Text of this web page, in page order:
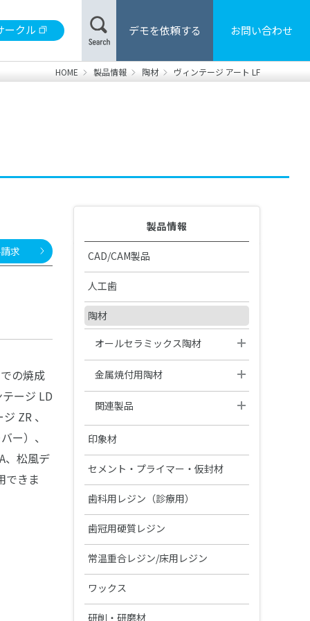
安全データシート
製品カタログ・取扱説明書の検索
ークル デモを依頼する お問い合わせ
製品カタログ・取扱説明書の検索
HOME 製品情報 陶材 ヴィンテージ アート LF
求
の焼成
ージ LD
ZR 、
ー）、
、松風デ
できま
製品情報
CAD/CAM製品
CAD/CAM機器
GO2Dental
TRIOSシリーズ
松風S-WAVEスキャナーシリーズ
DWXシリーズ/MD-500S
集塵機
CAD/CAM材料
ジルコニアZRシリーズ
ハイブリッドレジンHCシリーズ
その他レジン
松風ディスクワックス
3Dプリンターシステム
カーラプリント シリーズ
UltraCraft A2D HD
IMD-S
ディーマ プリントシリーズイン
ク
S-WAVEプリントシリーズインク
(IMD-S対応)
S-WAVEプリントシリーズインク
(UltraCraft A2D HD対応)
関連製品
人工歯
硬質レジン歯
エンデュラ（前歯/臼歯）
ベラシア SA （前歯/臼歯）
NC ベラシア（前歯/臼歯）
エンデュラ ゼロ臼歯
レジン歯
松風リアルクラウン前歯
レジン前歯
松風レジン臼歯
松風バイオエースレジン歯 20°臼
歯
陶歯
ベラシア SA ポーセレン（前歯/
臼歯）
熱可塑性レジン歯
ベラシア SA フルアーチ
テンポラリークラウン用シェル
松風シェルクラウン SA
陶材
オールセラミックス陶材
ヴィンテージ ZR
ヴィンテージ LD プレス
金属焼付用陶材
ヴィンテージ MP
ヴィンテージ ハロー
関連製品
ヴィンテージ アートシリーズ
希釈液・分離液・その他
ヴィンテージシリーズシェード
ガイド
筆等作業用具
印象材
印象材（診療用）
グランブルー EX
デントシリコーン アクア
ジルデフィットシリーズ
印象材（技工用）
デュプリゲル
松風ラボシリコーン
デュプリコーン
関連製品
CDスペーサー
CDフラスコ
セメント・プライマー・仮封材
接着性レジンセメント
ビューティリンクSA
ビューティセム べニア
前処理材(プライマー)
各種前処理材
合着用セメント
ハイ-ボンド レジグラス
ハイ-ボンド グラスアイオノマー
裏層用セメント
松風ベースセメント （ピンク）
歯科用レジン（診療用）
レジン（診療用）
ビューティシーラント
充填用コンポジットレジン
ボンディング材
PRリペアキット
フルオロボンド シェイクワン
エッチング/歯面コンディショナ
ー
歯冠用硬質レジン
歯冠用硬質レジン
セラマージュ デュオ
関連製品
ライトフィルセップ
常温重合レジン/床用レジン
常温重合レジン
プロビナイスシリーズ
義歯床用レジン
ワックス
インレーワックス
研削・研磨材